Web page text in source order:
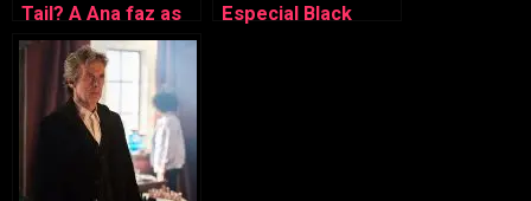
Tail? A Ana faz as
apresentações
Especial Black